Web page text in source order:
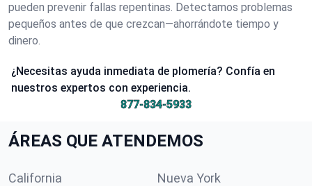
pueden prevenir fallas repentinas. Detectamos problemas
pequeños antes de que crezcan—ahorrándote tiempo y
dinero.
¿Necesitas ayuda inmediata de plomería? Confía en
nuestros expertos con experiencia.
877-834-5933
ÁREAS QUE ATENDEMOS
California Nueva York